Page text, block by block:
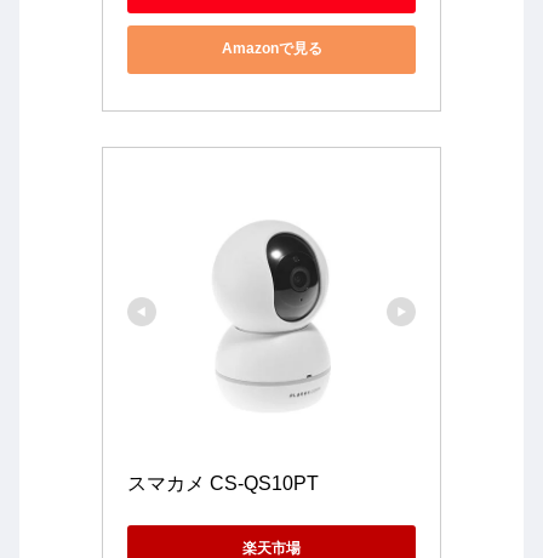
Amazonで見る
スマカメ CS-QS10PT
楽天市場